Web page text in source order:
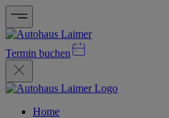
Termin buchen
Home